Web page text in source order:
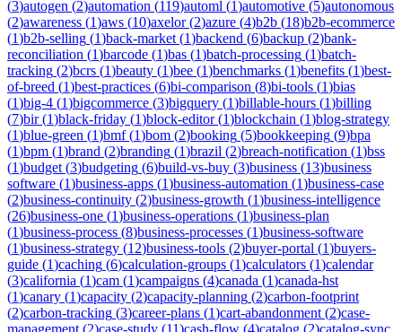
(3)autogen (2)automation (119)automl (1)automotive (5)autonomous
(2)awareness (1)aws (10)axelor(2)azure (4)b2b (18)b2b-ecommerce
(1)b2b-selling (1)back-market (1)backend (6)backup (2)bank-
reconciliation (1)barcode (1)bas (1)batch-processing (1)batch-
tracking (2)bcrs (1)beauty (1)bee (1)benchmarks (1)benefits (1)best-
of-breed (1)best-practices (6)bi-comparison (8)bi-tools (1)bias
(1)big-4 (1)bigcommerce (3)bigquery (1)billable-hours (1)billing
(7)bir(1)black-friday (1)block-editor(1)blockchain (1)blog-strategy
(1)blue-green (1)bmf(1)bom (2)booking (5)bookkeeping (9)bpa
(1)bpm (1)brand (2)branding (1)brazil (2)breach-notification (1)bss
(1)budget (3)budgeting (6)build-vs-buy (3)business (13)business
software (1)business-apps (1)business-automation (1)business-case
(2)business-continuity (2)business-growth (1)business-intelligence
(26)business-one (1)business-operations (1)business-plan
(1)business-process (8)business-processes (1)business-software
(1)business-strategy (12)business-tools (2)buyer-portal (1)buyers-
guide (1)caching (6)calculation-groups (1)calculators (1)calendar
(3)california (1)cam (1)campaigns (4)canada (1)canada-hst
(1)canary (1)capacity (2)capacity-planning (2)carbon-footprint
(2)carbon-tracking (3)career-plans (1)cart-abandonment (2)case-
management (2)case-study (11)cash-flow (4)catalog (2)catalog-sync